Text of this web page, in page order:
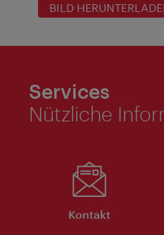
BILD
Services
Nützliche
Kontakt